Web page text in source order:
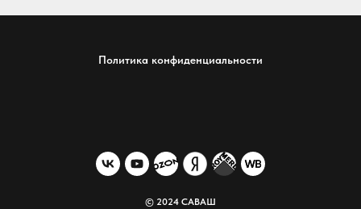
Политика конфиденциальности
© 2024 САВАШ